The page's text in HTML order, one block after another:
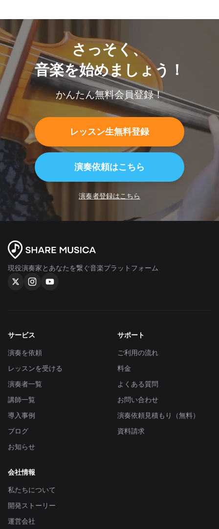
さっそく、
音楽を始めましょう！
かんたん無料会員登録！
レッスン生無料登録
演奏依頼はこちら
演奏者登録はこちら
現役演奏家とあなたを繋ぐ音楽プラットフォーム
サービス
演奏を依頼
レッスンを受ける
演奏者一覧
講師一覧
導入事例
ブログ
お知らせ
サポート
ご利用の流れ
料金
よくある質問
お問い合わせ
演奏依頼見積もり（無料）
資料請求
会社情報
私たちについて
開発ストーリー
運営会社